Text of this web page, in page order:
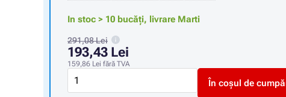
In stoc > 10 bucăți, livrare Marti
291,08 Lei
193,43 Lei
159,86 Lei fără TVA
În coșul de